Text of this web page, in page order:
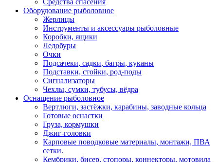
Средства спасения
Оборудование рыболовное
Жерлицы
Инструменты и аксессуары рыболовные
Коробки, ящики
Ледобуры
Очки
Подсачеки, садки, багры, куканы
Подставки, стойки, род-поды
Сигнализаторы
Чехлы, сумки, тубусы, вёдра
Оснащение рыболовное
Вертлюги, застёжки, карабины, заводные кольца
Готовые оснастки
Груза, кормушки
Джиг-головки
Карповые поводковые материалы, монтажи, ПВА
сетки.
Кембрики, бисер, стопоры, коннекторы, мотовила